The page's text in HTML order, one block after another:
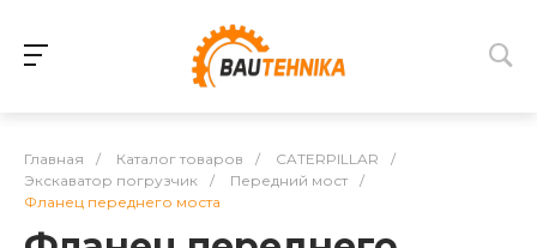
Главная / Каталог товаров / CATERPILLAR
/
Экскаватор погрузчик
/ Передний мост
/
Фланец переднего моста